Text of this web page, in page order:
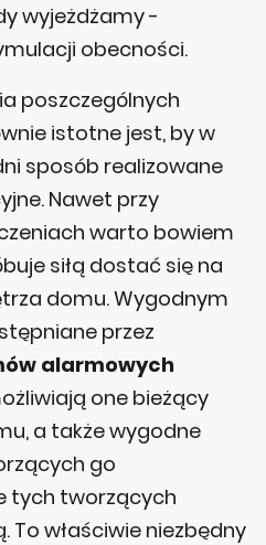
wyjeżdżamy -
obecności.
poszczególnych
istotne jest, by w
sposób realizowane
Nawet przy
warto bowiem
siłą dostać się na
domu. Wygodnym
przez
alarmowych
one bieżący
a także wygodne
go
tych tworzących
właściwie niezbędny